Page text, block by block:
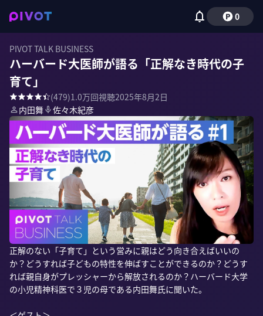
0
PIVOT TALK BUSINESS
ハーバード大医師が語る「正解なき時代の子
育て」
(479)1.0万回視聴2025年8月2日
内田舞
佐々木紀彦
正解のない「子育て」という営みに親はどう向き合えばいいの
か？どうすれば子どもの特性を伸ばすことができるのか？どうす
れば親自身がプレッシャーから解放されるのか？ハーバード大学
の小児精神科医で３児の母である内田舞氏に聞いた。